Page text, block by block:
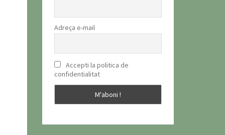
Adreça e-mail
Accepti la politica de
confidentialitat